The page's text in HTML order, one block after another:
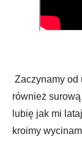
Zaczynamy od
również
lubię jak mi
kroimy